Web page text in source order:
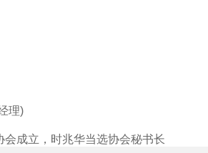
理)
会成立，时兆华当选协会秘书长